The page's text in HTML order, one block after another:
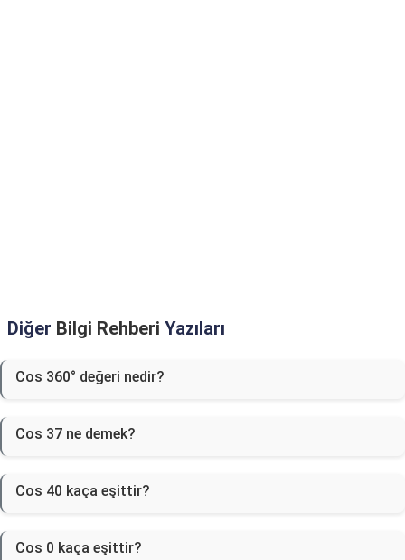
Diğer Bilgi Rehberi Yazıları
Cos 360° değeri nedir?
Cos 37 ne demek?
Cos 40 kaça eşittir?
Cos 0 kaça eşittir?